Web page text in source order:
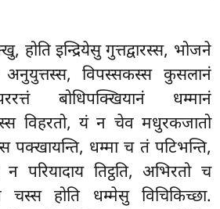
होति इन्द्रियेसु गुत्तद्वारस्स, भोजने
अनुयुत्तस्स, विपस्सकस्स कुसलानं
बोधिपक्खियानं धम्मानं
विहरतो, यं न चेव मधुरकजातो
पक्खायन्ति, धम्मा च तं पटिभन्ति,
न परियादाय तिट्ठति, अभिरतो च
चस्स होति धम्मेसु विचिकिच्छा.